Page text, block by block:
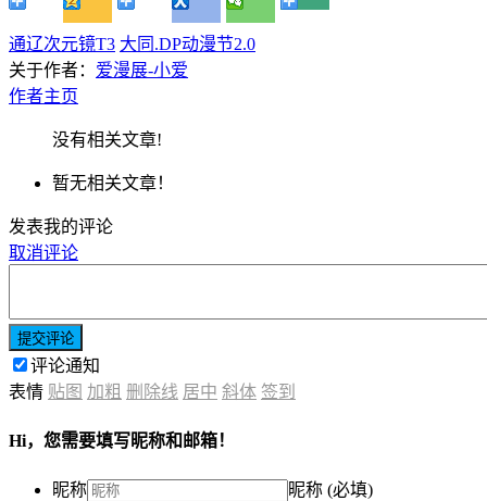
通辽次元镜T3 大同.DP动漫节2.0
关于作者： 爱漫展-小爱
作者主页
没有相关文章!
暂无相关文章！
发表我的评论
取消评论
提交评论
评论通知
表情 贴图 加粗 删除线 居中 斜体 签到
Hi，您需要填写昵称和邮箱！
昵称
昵称 (必填)